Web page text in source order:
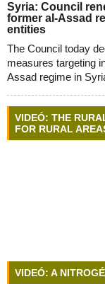
Syria: Council
former al-Assad
entities
The Council today
measures targeting
Assad regime in
VIDEÓ: THE
FOR RURAL
VIDEÓ: A